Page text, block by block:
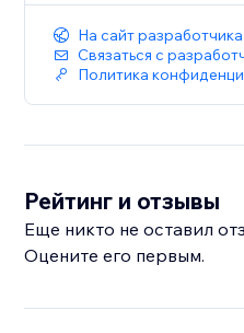
На сайт разработчика
Связаться с
Политика
Рейтинг и отзывы
Еще никто не оставил
Оцените его первым.